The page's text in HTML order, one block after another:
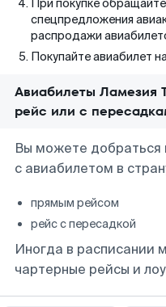
При покупке
спецпредложения
распродажи
Покупайте авиабилет
Авиабилеты Ламезия
рейс или с
Вы можете добраться
с авиабилетом в
прямым рейсом
рейс с пересадкой
Иногда в расписании
чартерные рейсы и